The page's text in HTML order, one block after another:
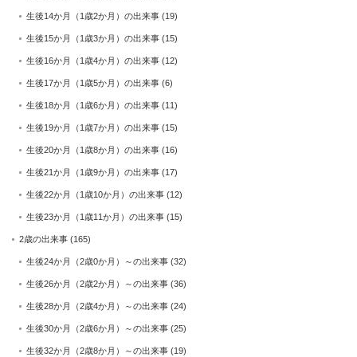
生後14か月（1歳2か月）の出来事 (19)
生後15か月（1歳3か月）の出来事 (15)
生後16か月（1歳4か月）の出来事 (12)
生後17か月（1歳5か月）の出来事 (6)
生後18か月（1歳6か月）の出来事 (11)
生後19か月（1歳7か月）の出来事 (15)
生後20か月（1歳8か月）の出来事 (16)
生後21か月（1歳9か月）の出来事 (17)
生後22か月（1歳10か月）の出来事 (12)
生後23か月（1歳11か月）の出来事 (15)
2歳の出来事 (165)
生後24か月（2歳0か月）～の出来事 (32)
生後26か月（2歳2か月）～の出来事 (36)
生後28か月（2歳4か月）～の出来事 (24)
生後30か月（2歳6か月）～の出来事 (25)
生後32か月（2歳8か月）～の出来事 (19)